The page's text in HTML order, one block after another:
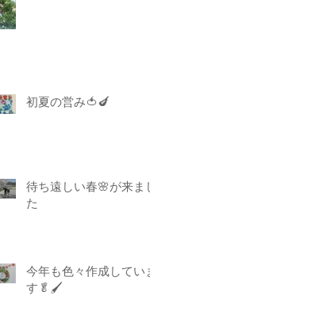
初夏の営み🍅🍆
待ち遠しい春🌸が来まし
た
今年も色々作成していま
す🥬🖌